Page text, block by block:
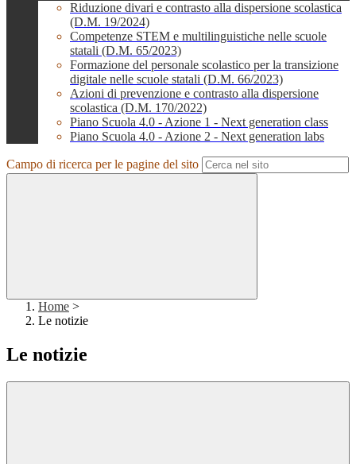
Riduzione divari e contrasto alla dispersione scolastica
(D.M. 19/2024)
Competenze STEM e multilinguistiche nelle scuole
statali (D.M. 65/2023)
Formazione del personale scolastico per la transizione
digitale nelle scuole statali (D.M. 66/2023)
Azioni di prevenzione e contrasto alla dispersione
scolastica (D.M. 170/2022)
Piano Scuola 4.0 - Azione 1 - Next generation class
Piano Scuola 4.0 - Azione 2 - Next generation labs
Campo di ricerca per le pagine del sito
Home >
Le notizie
Le notizie